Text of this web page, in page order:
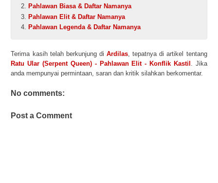
Pahlawan Biasa & Daftar Namanya
Pahlawan Elit & Daftar Namanya
Pahlawan Legenda & Daftar Namanya
Terima kasih telah berkunjung diArdilas , tepatnya di artikel tentang
Ratu Ular (Serpent Queen) - Pahlawan Elit - Konflik Kastil . Jika
anda mempunyai permintaan, saran dan kritik silahkan berkomentar.
No comments:
Post a Comment